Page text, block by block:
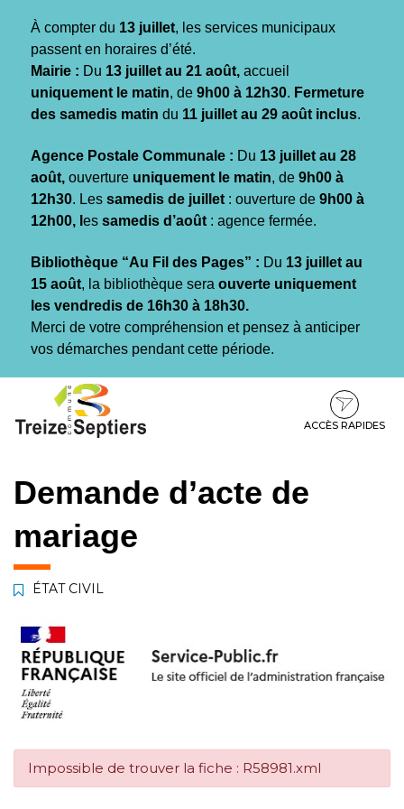
À compter du 13 juillet, les services municipaux
passent en horaires d’été.
Mairie : Du 13 juillet au 21 août, accueil
uniquement le matin, de 9h00 à 12h30. Fermeture
des samedis matin du 11 juillet au 29 août inclus.
Agence Postale Communale : Du 13 juillet au 28
août, ouverture uniquement le matin, de 9h00 à
12h30. Les samedis de juillet : ouverture de 9h00 à
12h00, l es samedis d’août : agence fermée.
Bibliothèque “Au Fil des Pages” : Du 13 juillet au
15 août, la bibliothèque sera ouverte uniquement
les vendredis de 16h30 à 18h30.
Merci de votre compréhension et pensez à anticiper
vos démarches pendant cette période.
contenu
pied
ACCÈS RAPIDES
Demande d’acte de
mariage
ÉTAT CIVIL
Impossible de trouver la fiche : R58981.xml